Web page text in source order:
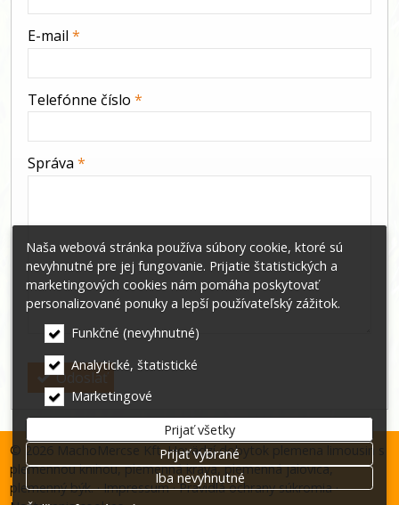
-
-
E-mail *
Telefónne číslo *
Správa *
Odoslať
© 2026 MachoMercse Kft. Hovädzí dobytok plemena limousin s
plemennou knihou, plemenná krava, plemenná jalovica,
plemenný býk. Impressum Pravidlá ochrany súkromia
Naša webová stránka používa súbory cookie, ktoré sú
nevyhnutné pre jej fungovanie. Prijatie štatistických a
marketingových cookies nám pomáha poskytovať
personalizované ponuky a lepší používateľský zážitok.
Funkčné (nevyhnutné)
Analytické, štatistické
Marketingové
Prijať všetky
Prijať vybrané
Iba nevyhnutné